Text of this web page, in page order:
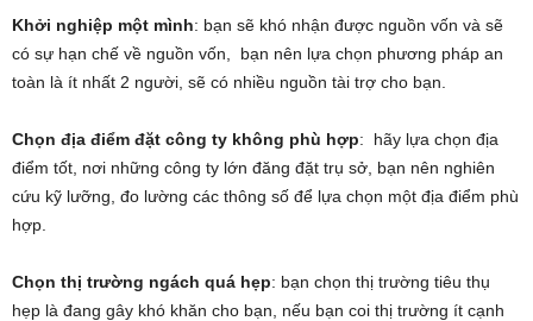
Khởi nghiệp một mình: bạn sẽ khó nhận được nguồn vốn và sẽ
có sự hạn chế về nguồn vốn, bạn nên lựa chọn phương pháp an
toàn là ít nhất 2 người, sẽ có nhiều nguồn tài trợ cho bạn.
Chọn địa điểm đặt công ty không phù hợp: hãy lựa chọn địa
điểm tốt, nơi những công ty lớn đăng đặt trụ sở, bạn nên nghiên
cứu kỹ lưỡng, đo lường các thông số để lựa chọn một địa điểm phù
hợp.
Chọn thị trường ngách quá hẹp: bạn chọn thị trường tiêu thụ
hẹp là đang gây khó khăn cho bạn, nếu bạn coi thị trường ít cạnh